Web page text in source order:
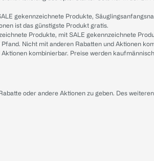
gekennzeichnete Produkte,
ist das günstigste Produkt gratis.
Produkte, mit SALE gekennzeichnete
Nicht mit anderen Rabatten und Aktionen
kombinierbar. Preise werden
oder andere Aktionen zu geben. Des